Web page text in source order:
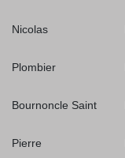
Nicolas
Plombier
Bournoncle Saint
Pierre